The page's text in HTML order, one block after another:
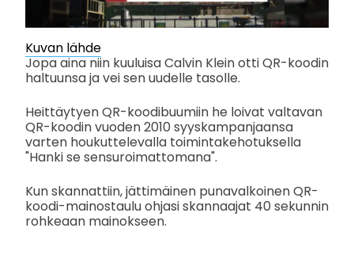
Kuvan lähde
Jopa aina niin kuuluisa Calvin Klein otti QR-koodin
haltuunsa ja vei sen uudelle tasolle.
Heittäytyen QR-koodibuumiin he loivat valtavan
QR-koodin vuoden 2010 syyskampanjaansa
varten houkuttelevalla toimintakehotuksella
"Hanki se sensuroimattomana".
Kun skannattiin, jättimäinen punavalkoinen QR-
koodi-mainostaulu ohjasi skannaajat 40 sekunnin
rohkeaan mainokseen.